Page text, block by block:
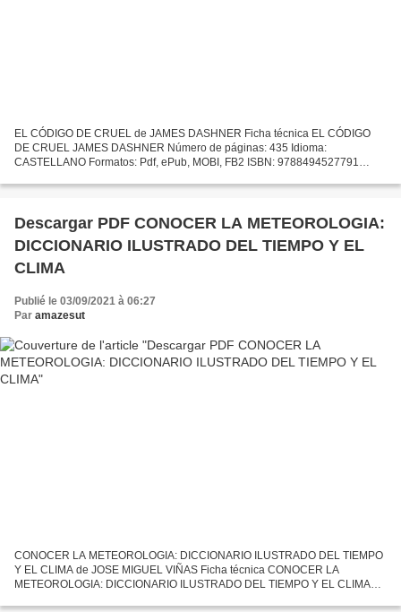
EL CÓDIGO DE CRUEL de JAMES DASHNER Ficha técnica EL CÓDIGO
DE CRUEL JAMES DASHNER Número de páginas: 435 Idioma:
CASTELLANO Formatos: Pdf, ePub, MOBI, FB2 ISBN: 9788494527791
gratis Descarga...
Descargar PDF CONOCER LA METEOROLOGIA:
DICCIONARIO ILUSTRADO DEL TIEMPO Y EL
CLIMA
Publié le 03/09/2021 à 06:27
Par amazesut
CONOCER LA METEOROLOGIA: DICCIONARIO ILUSTRADO DEL TIEMPO
Y EL CLIMA de JOSE MIGUEL VIÑAS Ficha técnica CONOCER LA
METEOROLOGIA: DICCIONARIO ILUSTRADO DEL TIEMPO Y EL CLIMA